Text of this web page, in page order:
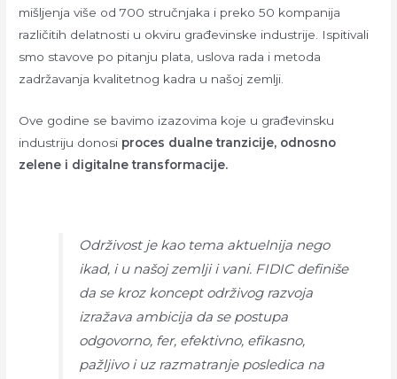
mišljenja više od 700 stručnjaka i preko 50 kompanija
različitih delatnosti u okviru građevinske industrije. Ispitivali
smo stavove po pitanju plata, uslova rada i metoda
zadržavanja kvalitetnog kadra u našoj zemlji.
Ove godine se bavimo izazovima koje u građevinsku
industriju donosi proces dualne tranzicije, odnosno
zelene i digitalne transformacije.
Održivost je kao tema aktuelnija nego
ikad, i u našoj zemlji i vani. FIDIC definiše
da se kroz koncept održivog razvoja
izražava ambicija da se postupa
odgovorno, fer, efektivno, efikasno,
pažljivo i uz razmatranje posledica na